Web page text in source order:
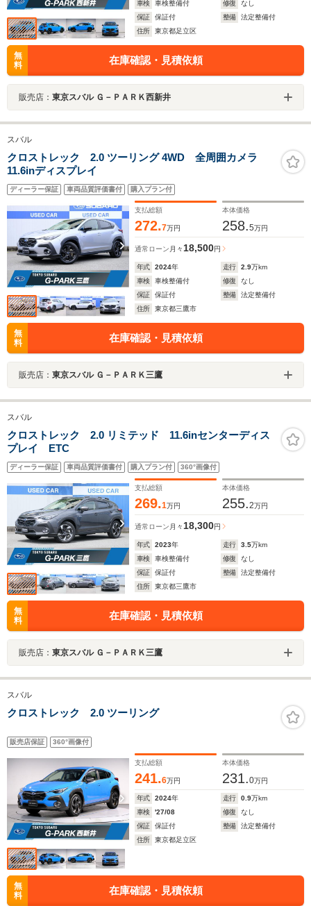
車検
車検整備付 修復
なし
保証
保証付 整備
法定整備付
住所
東京都足立区
無
料
在庫確認・見積依頼
販売店： 東京スバル Ｇ－ＰＡＲＫ西新井
スバル
クロストレック 2.0 ツーリング 4WD 全周囲カメラ
11.6inディスプレイ
ディーラー保証 車両品質評価書付 購入プラン付
支払総額
272.7万円
本体価格
258.5万円
通常ローン 月々 18,500円
年式 2024年 走行 2.9万km
車検
車検整備付 修復
なし
保証
保証付 整備
法定整備付
住所
東京都三鷹市
無
料
在庫確認・見積依頼
販売店： 東京スバル Ｇ－ＰＡＲＫ三鷹
スバル
クロストレック 2.0 リミテッド 11.6inセンターディス
プレイ ETC
ディーラー保証 車両品質評価書付 購入プラン付 360°画像付
支払総額
269.1万円
本体価格
255.2万円
通常ローン 月々 18,300円
年式 2023年 走行 3.5万km
車検
車検整備付 修復
なし
保証
保証付 整備
法定整備付
住所
東京都三鷹市
無
料
在庫確認・見積依頼
販売店： 東京スバル Ｇ－ＰＡＲＫ三鷹
スバル
クロストレック 2.0 ツーリング
販売店保証 360°画像付
支払総額
241.6万円
本体価格
231.0万円
年式 2024年 走行 0.9万km
車検
'27/08 修復
なし
保証
保証付 整備
法定整備付
住所
東京都足立区
無
料
在庫確認・見積依頼